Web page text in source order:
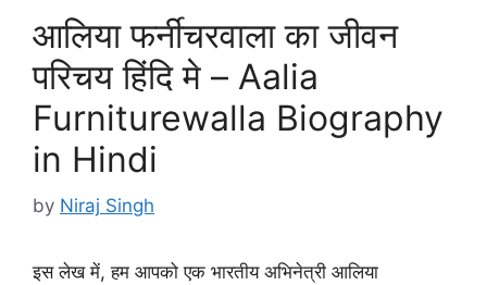
आलिया फर्नीचरवाला का जीवन
परिचय हिंदि मे – Aalia
Furniturewalla Biography
in Hindi
by Niraj Singh
इस लेख में, हम आपको एक भारतीय अभिनेत्री आलिया